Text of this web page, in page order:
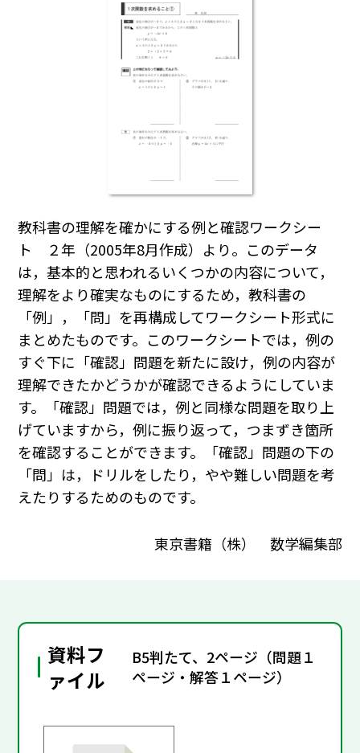
教科書の理解を確かにする例と確認ワークシー
ト ２年（2005年8月作成）より。このデータ
は，基本的と思われるいくつかの内容について，
理解をより確実なものにするため，教科書の
「例」，「問」を再構成してワークシート形式に
まとめたものです。このワークシートでは，例の
すぐ下に「確認」問題を新たに設け，例の内容が
理解できたかどうかが確認できるようにしていま
す。「確認」問題では，例と同様な問題を取り上
げていますから，例に振り返って，つまずき箇所
を確認することができます。「確認」問題の下の
「問」は，ドリルをしたり，やや難しい問題を考
えたりするためのものです。
東京書籍（株） 数学編集部
資料フ
ァイル
B5判たて、2ページ（問題１
ページ・解答１ページ）